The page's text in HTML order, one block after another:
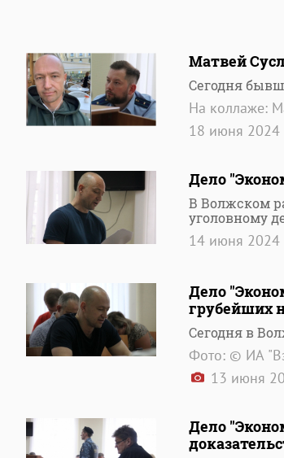
Матвей
Сегодня
На коллаже:
18 июня 2024
Дело
В Волжском
уголовному
14 июня 2024
Дело
грубейших
Сегодня в
Фото: © ИА
13 июня
Дело